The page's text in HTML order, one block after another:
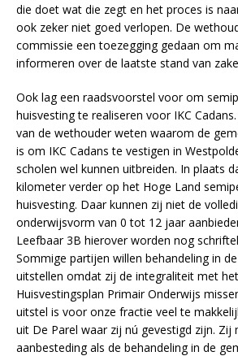
die doet wat die zegt en het proces is
ook zeker niet goed verlopen. De
commissie een toezegging gedaan om
informeren over de laatste stand van
Ook lag een raadsvoorstel voor om
huisvesting te realiseren voor IKC
van de wethouder weten waarom de
is om IKC Cadans te vestigen in
scholen wel kunnen uitbreiden. In plaats
kilometer verder op het Hoge Land
huisvesting. Daar kunnen zij niet de
onderwijsvorm van 0 tot 12 jaar
Leefbaar 3B hierover worden nog
Sommige partijen willen behandeling in
uitstellen omdat zij de integraliteit met
Huisvestingsplan Primair Onderwijs
uitstel is voor onze fractie veel te
uit De Parel waar zij nú gevestigd zijn. Zij
aanbesteding als de behandeling in de